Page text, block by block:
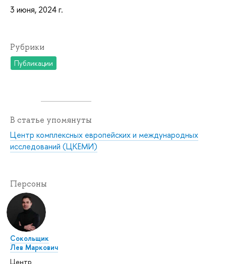
3 июня, 2024 г.
Рубрики
Публикации
В статье упомянуты
Центр комплексных европейских и международных
исследований (ЦКЕМИ)
Персоны
Сокольщик
Лев Маркович
Центр